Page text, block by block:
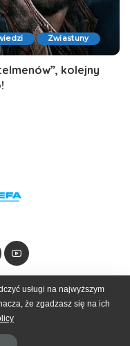
Zwiastuny
kolejny
Reklama
Goobrand
usługi na najwyższym
że zgadzasz się na ich